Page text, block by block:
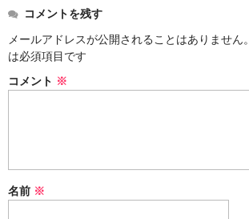
セット
ふた付き
単品
コメントを残す
メールアドレスが公開されることはありません。
は必須項目です
コメント ※
名前 ※